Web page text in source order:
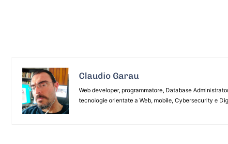
Claudio Garau
Web developer, programmatore, Database
tecnologie orientate a Web, mobile, Cybersecurity e